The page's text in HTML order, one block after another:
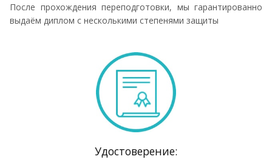
После прохождения переподготовки, мы гарантированно
выдаём диплом с несколькими степенями защиты
Удостоверение: